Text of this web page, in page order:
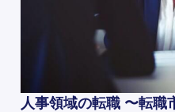
人事領域の転職 〜転職